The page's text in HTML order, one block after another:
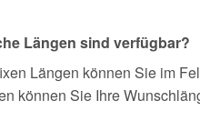
Längen sind verfügbar?
Längen können Sie im
können Sie Ihre